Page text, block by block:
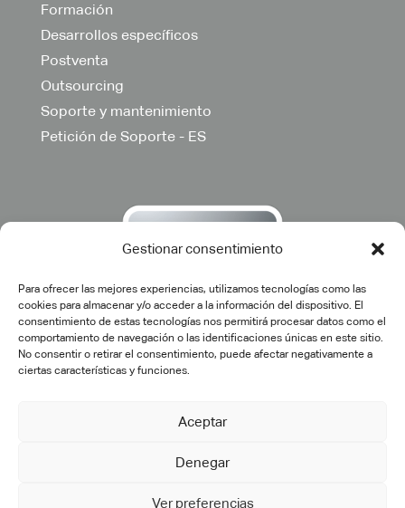
Gestionar consentimiento
Para ofrecer las mejores experiencias, utilizamos tecnologías como las
cookies para almacenar y/o acceder a la información del dispositivo. El
consentimiento de estas tecnologías nos permitirá procesar datos como el
comportamiento de navegación o las identificaciones únicas en este sitio.
No consentir o retirar el consentimiento, puede afectar negativamente a
ciertas características y funciones.
Aceptar
Denegar
Ver preferencias
Formación
Desarrollos específicos
Postventa
Outsourcing
Soporte y mantenimiento
Petición de Soporte - ES
Política de privacidad|Política de calidad